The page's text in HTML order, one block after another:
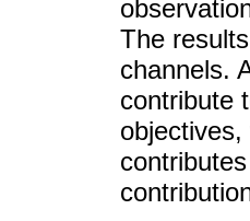
The
channels.
contribute